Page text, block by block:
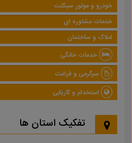
خودرو و موتور سیکلت
خدمات مشاوره ای
املاک و ساختمان
خدمات خانگی
سرگرمی و فراغت
استخدام و کاریابی
تفکیک استان ها